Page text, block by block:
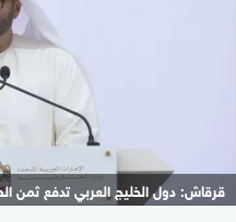
قرقاش: دول الخليج العربي تدفع ثمن